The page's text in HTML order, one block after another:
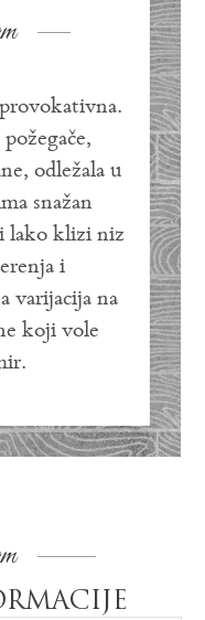
odležala u
snažan
lako klizi niz
i
varijacija na
koji vole